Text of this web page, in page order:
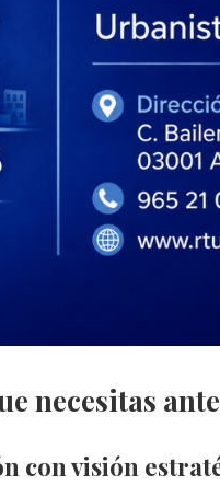
necesitas
con visión